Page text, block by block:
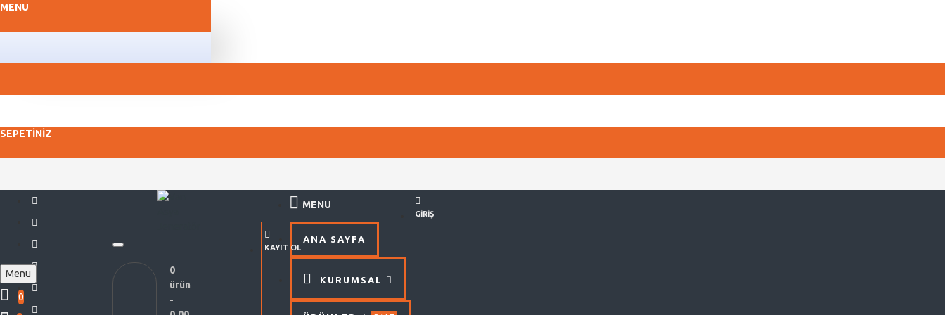
MENU
SEPETINIZ
0
ürün
-
MENU
ANA SAYFA
KURUMSAL
GIRIŞ
KAYIT OL
Menu
0